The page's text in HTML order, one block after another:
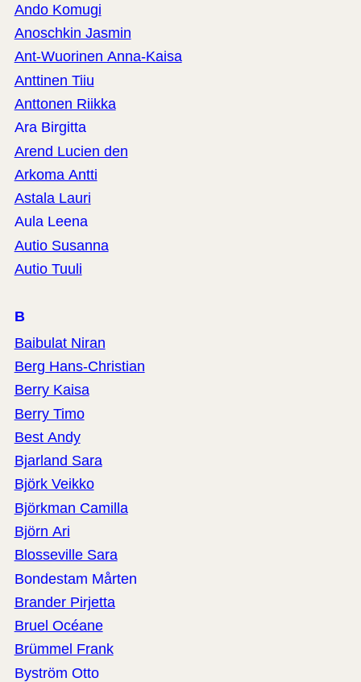
Ando Komugi
Anoschkin Jasmin
Ant-Wuorinen Anna-Kaisa
Anttinen Tiiu
Anttonen Riikka
Ara Birgitta
Arend Lucien den
Arkoma Antti
Astala Lauri
Aula Leena
Autio Susanna
Autio Tuuli
B
Baibulat Niran
Berg Hans-Christian
Berry Kaisa
Berry Timo
Best Andy
Bjarland Sara
Björk Veikko
Björkman Camilla
Björn Ari
Blosseville Sara
Bondestam Mårten
Brander Pirjetta
Bruel Océane
Brümmel Frank
Byström Otto